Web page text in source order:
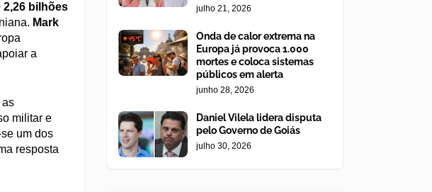
2,26 bilhões
Mark
a
as
militar e
um dos
resposta
julho 21, 2026
Onda de calor extrema na
Europa já provoca 1.000
mortes e coloca sistemas
públicos em alerta
junho 28, 2026
Daniel Vilela lidera disputa
pelo Governo de Goiás
julho 30, 2026